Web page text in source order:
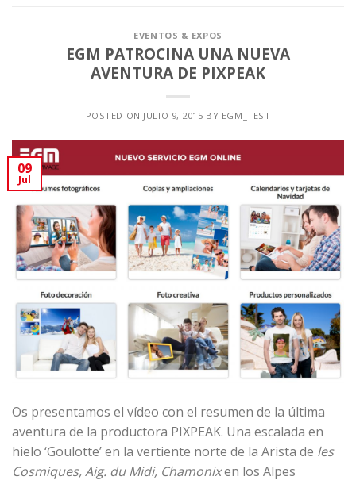
EVENTOS & EXPOS
EGM PATROCINA UNA NUEVA
AVENTURA DE PIXPEAK
POSTED ON JULIO 9, 2015 BY EGM_TEST
09
Jul
Os presentamos el vídeo con el resumen de la última
aventura de la productora PIXPEAK. Una escalada en
hielo ‘Goulotte’ en la vertiente norte de la Arista de les
Cosmiques, Aig. du Midi, Chamonixen los Alpes